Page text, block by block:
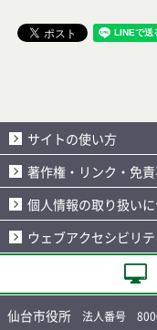
サイトの使い方
著作権・リンク・免
個人情報の取り扱い
ウェブアクセシビリ
仙台市役所 法人番号